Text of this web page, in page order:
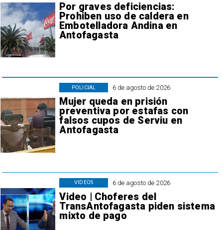
Por graves deficiencias:
Prohiben uso de caldera en
Embotelladora Andina en
Antofagasta
6 de agosto de 2026
Mujer queda en prisión
preventiva por estafas con
falsos cupos de Serviu en
Antofagasta
POLICIAL
6 de agosto de 2026
Video | Choferes del
TransAntofagasta piden sistema
mixto de pago
VIDEOS